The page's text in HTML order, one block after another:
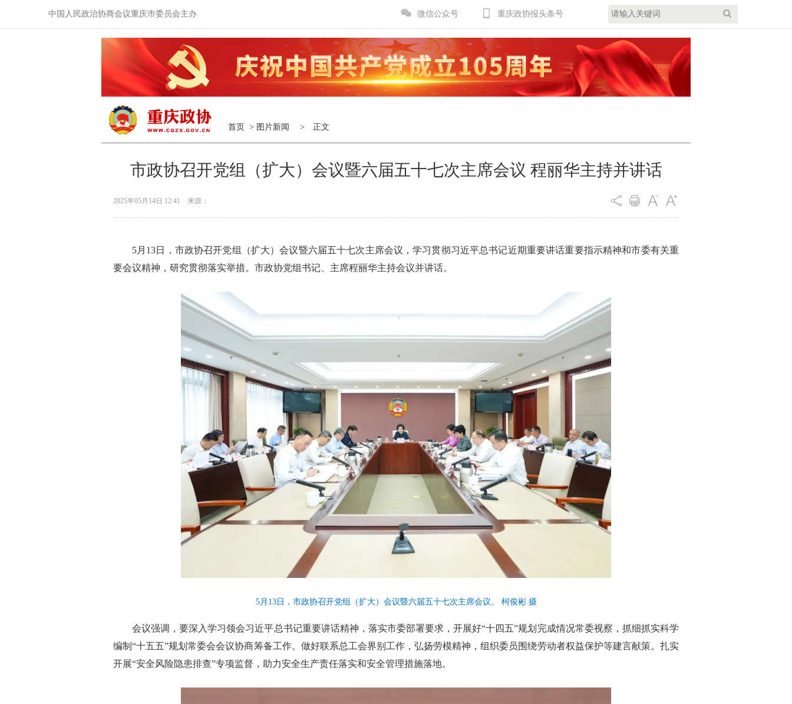
中国人民政治协商会议重庆市委员会主办 微信公众号 重庆政协报头条号
首页 > 图片新闻 > 正文
市政协召开党组（扩大）会议暨六届五十七次主席会议 程丽华主持并讲话
2025年05月14日 12:41 来源：
5月13日，市政协召开党组（扩大）会议暨六届五十七次主席会议，学习贯彻习近平总书记近期重要讲话重要指示精神和市委有关重
要会议精神，研究贯彻落实举措。市政协党组书记、主席程丽华主持会议并讲话。
5月13日，市政协召开党组（扩大）会议暨六届五十七次主席会议。 柯俊彬 摄
会议强调，要深入学习领会习近平总书记重要讲话精神，落实市委部署要求，开展好“十四五”规划完成情况常委视察，抓细抓实科学
编制“十五五”规划常委会会议协商筹备工作。做好联系总工会界别工作，弘扬劳模精神，组织委员围绕劳动者权益保护等建言献策。扎实
开展“安全风险隐患排查”专项监督，助力安全生产责任落实和安全管理措施落地。